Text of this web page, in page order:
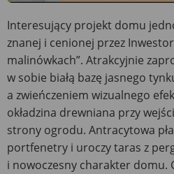
Interesujący projekt domu
znanej i cenionej przez
malinówkach”. Atrakcyjnie
w sobie białą bazę jasnego
a zwieńczeniem wizualnego
okładzina drewniana przy
strony ogrodu. Antracytowa
portfenetry i uroczy taras z
i nowoczesny charakter domu.